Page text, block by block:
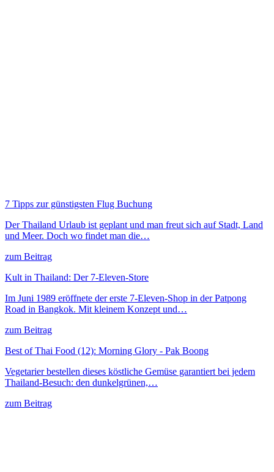
7 Tipps zur günstigsten Flug Buchung
Der Thailand Urlaub ist geplant und man freut sich auf Stadt, Land
und Meer. Doch wo findet man die…
zum Beitrag
Kult in Thailand: Der 7-Eleven-Store
Im Juni 1989 eröffnete der erste 7-Eleven-Shop in der Patpong
Road in Bangkok. Mit kleinem Konzept und…
zum Beitrag
Best of Thai Food (12): Morning Glory - Pak Boong
Vegetarier bestellen dieses köstliche Gemüse garantiert bei jedem
Thailand-Besuch: den dunkelgrünen,…
zum Beitrag